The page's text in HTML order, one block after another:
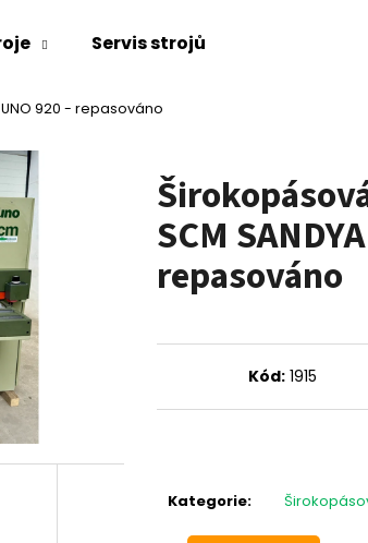
Servis strojů
UNO 920 - repasováno
SCM
repasováno
Kód: 1915
Kategorie:
HLEDAT